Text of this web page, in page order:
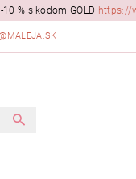
% s kódom GOLD https://